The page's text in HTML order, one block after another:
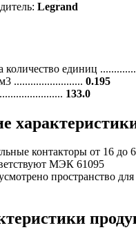
Legrand
количество единиц
......................... 0.195
133.0
контакторы от 16 до
МЭК 61095
пространство